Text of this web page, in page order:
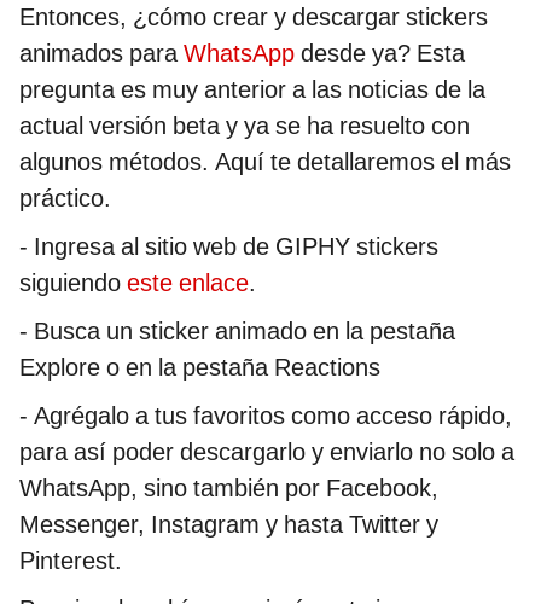
Entonces, ¿cómo crear y descargar stickers
animados paraWhatsApp desde ya? Esta
pregunta es muy anterior a las noticias de la
actual versión beta y ya se ha resuelto con
algunos métodos. Aquí te detallaremos el más
práctico.
- Ingresa al sitio web de GIPHY stickers
siguiendo este enlace.
- Busca un sticker animado en la pestaña
Explore o en la pestaña Reactions
- Agrégalo a tus favoritos como acceso rápido,
para así poder descargarlo y enviarlo no solo a
WhatsApp, sino también por Facebook,
Messenger, Instagram y hasta Twitter y
Pinterest.